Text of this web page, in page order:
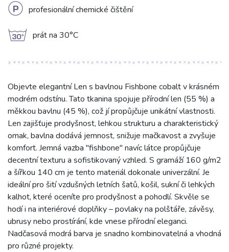
L profesionální chemické čištění
g prát na 30°C
Objevte elegantní Len s bavlnou Fishbone cobalt v krásném
modrém odstínu. Tato tkanina spojuje přírodní len (55 %) a
měkkou bavlnu (45 %), což jí propůjčuje unikátní vlastnosti.
Len zajišťuje prodyšnost, lehkou strukturu a charakteristický
omak, bavlna dodává jemnost, snižuje mačkavost a zvyšuje
komfort. Jemná vazba "fishbone" navíc látce propůjčuje
decentní texturu a sofistikovaný vzhled. S gramáží 160 g/m2
a šířkou 140 cm je tento materiál dokonale univerzální. Je
ideální pro šití vzdušných letních šatů, košil, sukní či lehkých
kalhot, které oceníte pro prodyšnost a pohodlí. Skvěle se
hodí i na interiérové doplňky – povlaky na polštáře, závěsy,
ubrusy nebo prostírání, kde vnese přírodní eleganci.
Nadčasová modrá barva je snadno kombinovatelná a vhodná
pro různé projekty.